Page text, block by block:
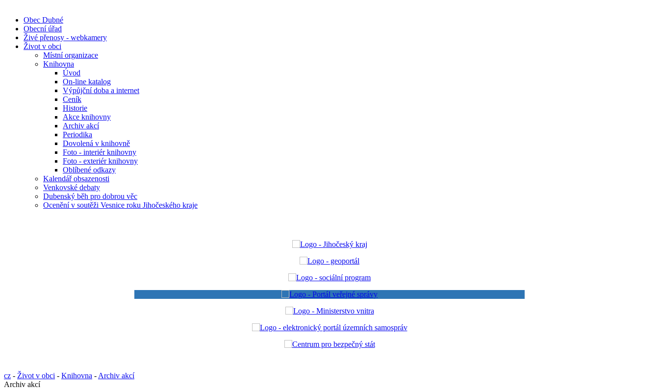
Obec Dubné
Obecní úřad
Živé přenosy - webkamery
Život v obci
Místní organizace
Knihovna
Úvod
On-line katalog
Výpůjční doba a internet
Ceník
Historie
Akce knihovny
Archiv akcí
Periodika
Dovolená v knihovně
Foto - interiér knihovny
Foto - exteriér knihovny
Oblíbené odkazy
Kalendář obsazenosti
Venkovské debaty
Dubenský běh pro dobrou věc
Ocenění v soutěži Vesnice roku Jihočeského kraje
cz - Život v obci - Knihovna - Archiv akcí
Archiv akcí